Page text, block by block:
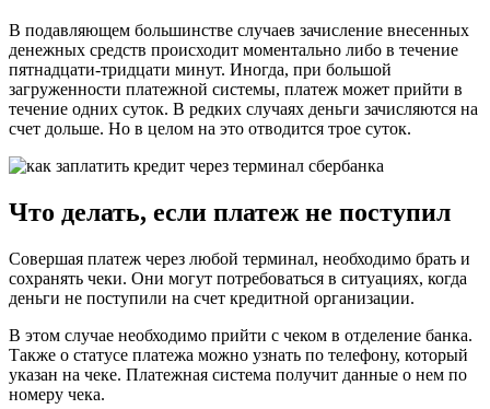
В подавляющем большинстве случаев зачисление внесенных
денежных средств происходит моментально либо в течение
пятнадцати-тридцати минут. Иногда, при большой
загруженности платежной системы, платеж может прийти в
течение одних суток. В редких случаях деньги зачисляются на
счет дольше. Но в целом на это отводится трое суток.
Что делать, если платеж не поступил
Совершая платеж через любой терминал, необходимо брать и
сохранять чеки. Они могут потребоваться в ситуациях, когда
деньги не поступили на счет кредитной организации.
В этом случае необходимо прийти с чеком в отделение банка.
Также о статусе платежа можно узнать по телефону, который
указан на чеке. Платежная система получит данные о нем по
номеру чека.